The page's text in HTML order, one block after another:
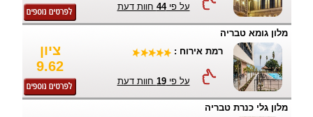
על פי44 חוות דעת
מלון גומא טבריה
ציון
9.62
רמת אירוח :
על פי19 חוות דעת
מלון גלי כנרת טבריה